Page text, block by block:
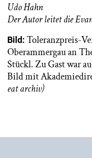
Udo Hahn
Der Autor leitet die
Bild: Toleranzpreis-
Oberammergau an
Stückl. Zu Gast war
Bild mit
eat archiv)